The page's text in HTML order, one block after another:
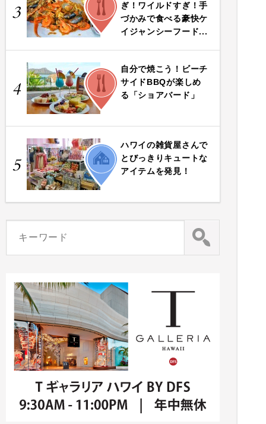
3
ぎ！ワイルドすぎ！手
づかみで食べる豪快ケ
イジャンシーフード...
4
FOOD
自分で焼こう！ビーチ
サイドBBQが楽しめ
る「ショアバード」
5
LIFE
ハワイの雑貨屋さんで
とびっきりキュートな
アイテムを発見！